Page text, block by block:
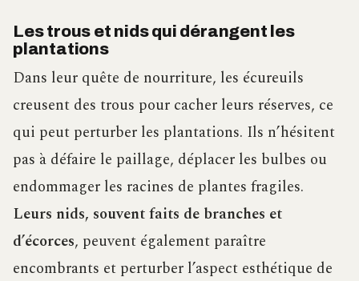
Les trous et nids qui dérangent les
plantations
Dans leur quête de nourriture, les écureuils
creusent des trous pour cacher leurs réserves, ce
qui peut perturber les plantations. Ils n’hésitent
pas à défaire le paillage, déplacer les bulbes ou
endommager les racines de plantes fragiles.
Leurs nids, souvent faits de branches et
d’écorces, peuvent également paraître
encombrants et perturber l’aspect esthétique de